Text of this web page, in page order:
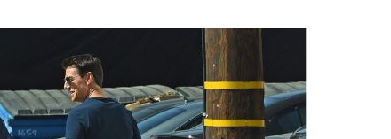
OMOGUĆI OBAVIJESTI